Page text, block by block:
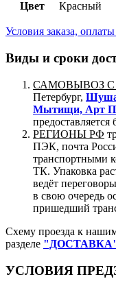
Цвет Красный
Условия заказа,
Виды и сроки
САМОВЫВОЗ
Петербург,
Мытищи, Арт
предоставляется
РЕГИОНЫ РФ
ПЭК, почта
транспортными
ТК. Упаковка
ведёт
в свою очередь
пришедший
Схему проезда к
разделе
УСЛОВИЯ